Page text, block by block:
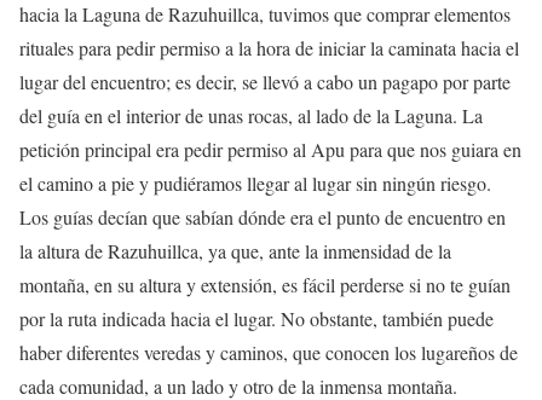
hacia la Laguna de Razuhuillca, tuvimos que comprar elementos
rituales para pedir permiso a la hora de iniciar la caminata hacia el
lugar del encuentro; es decir, se llevó a cabo un pagapo por parte
del guía en el interior de unas rocas, al lado de la Laguna. La
petición principal era pedir permiso al Apu para que nos guiara en
el camino a pie y pudiéramos llegar al lugar sin ningún riesgo.
Los guías decían que sabían dónde era el punto de encuentro en
la altura de Razuhuillca, ya que, ante la inmensidad de la
montaña, en su altura y extensión, es fácil perderse si no te guían
por la ruta indicada hacia el lugar. No obstante, también puede
haber diferentes veredas y caminos, que conocen los lugareños de
cada comunidad, a un lado y otro de la inmensa montaña.